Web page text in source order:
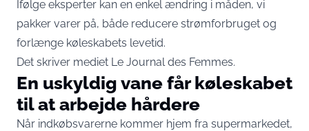
Ifølge eksperter kan en enkel ændring i måden, vi
pakker varer på, både reducere strømforbruget og
forlænge køleskabets levetid.
Det skriver mediet Le Journal des Femmes.
En uskyldig vane får køleskabet
til at arbejde hårdere
Når indkøbsvarerne kommer hjem fra supermarkedet,